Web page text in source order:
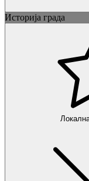
Историја града